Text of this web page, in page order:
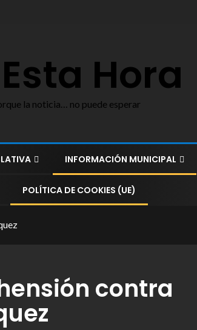
Hora
la noticia… no puede esperar
INFORMACIÓN MUNICIPAL
POLÍTICA DE COOKIES (UE)
contra